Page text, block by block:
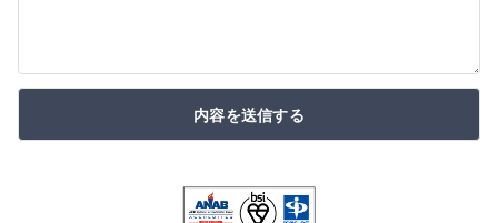
内容を送信する